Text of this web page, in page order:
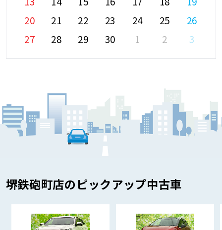
20
21 22 23 24 25
26
27
28 29 30 1 2 3
堺鉄砲町店のピックアップ中古車